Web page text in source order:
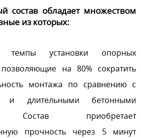
состав обладает множеством
из которых:
темпы установки опорных
позволяющие на 80% сократить
монтажа по сравнению с
и длительными бетонными
Состав приобретает
прочность через 5 минут